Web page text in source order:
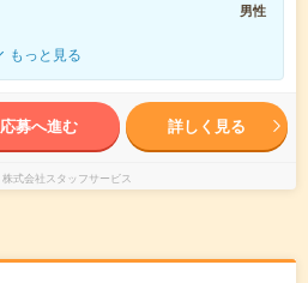
男性
もっと見る
応募へ進む 詳しく見る
株式会社スタッフサービス